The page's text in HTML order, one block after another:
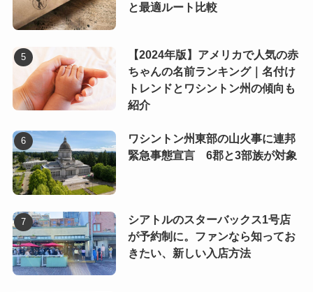
と最適ルート比較
【2024年版】アメリカで人気の赤
ちゃんの名前ランキング｜名付け
トレンドとワシントン州の傾向も
紹介
ワシントン州東部の山火事に連邦
緊急事態宣言 6郡と3部族が対象
シアトルのスターバックス1号店
が予約制に。ファンなら知ってお
きたい、新しい入店方法